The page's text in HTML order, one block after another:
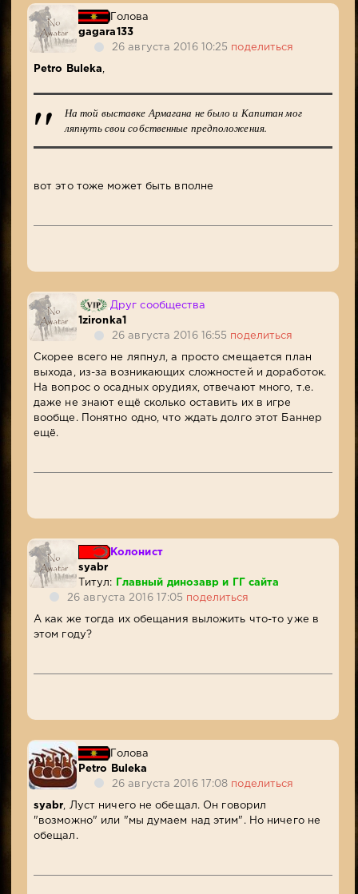
Голова
gagara133
26 августа 2016 10:25
поделиться
Petro Buleka,
На той выставке Армагана не было и Капитан мог
ляпнуть свои собственные предположения.
вот это тоже может быть вполне
Друг сообщества
1zironka1
26 августа 2016 16:55 поделиться
Скорее всего не ляпнул, а просто смещается план
выхода, из-за возникающих сложностей и доработок.
На вопрос о осадных орудиях, отвечают много, т.е.
даже не знают ещё сколько оставить их в игре
вообще. Понятно одно, что ждать долго этот Баннер
ещё.
Колонист
syabr
Титул:
Главный динозавр и ГГ сайта
26 августа 2016 17:05 поделиться
А как же тогда их обещания выложить что-то уже в
этом году?
Голова
Petro Buleka
26 августа 2016 17:08 поделиться
syabr , Луст ничего не обещал. Он говорил
"возможно" или "мы думаем над этим". Но ничего не
обещал.